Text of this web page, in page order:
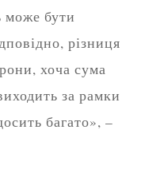
може бути
різниця
хоча сума
за рамки
багато», –